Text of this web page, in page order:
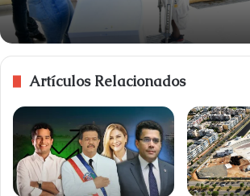
Artículos Relacionados